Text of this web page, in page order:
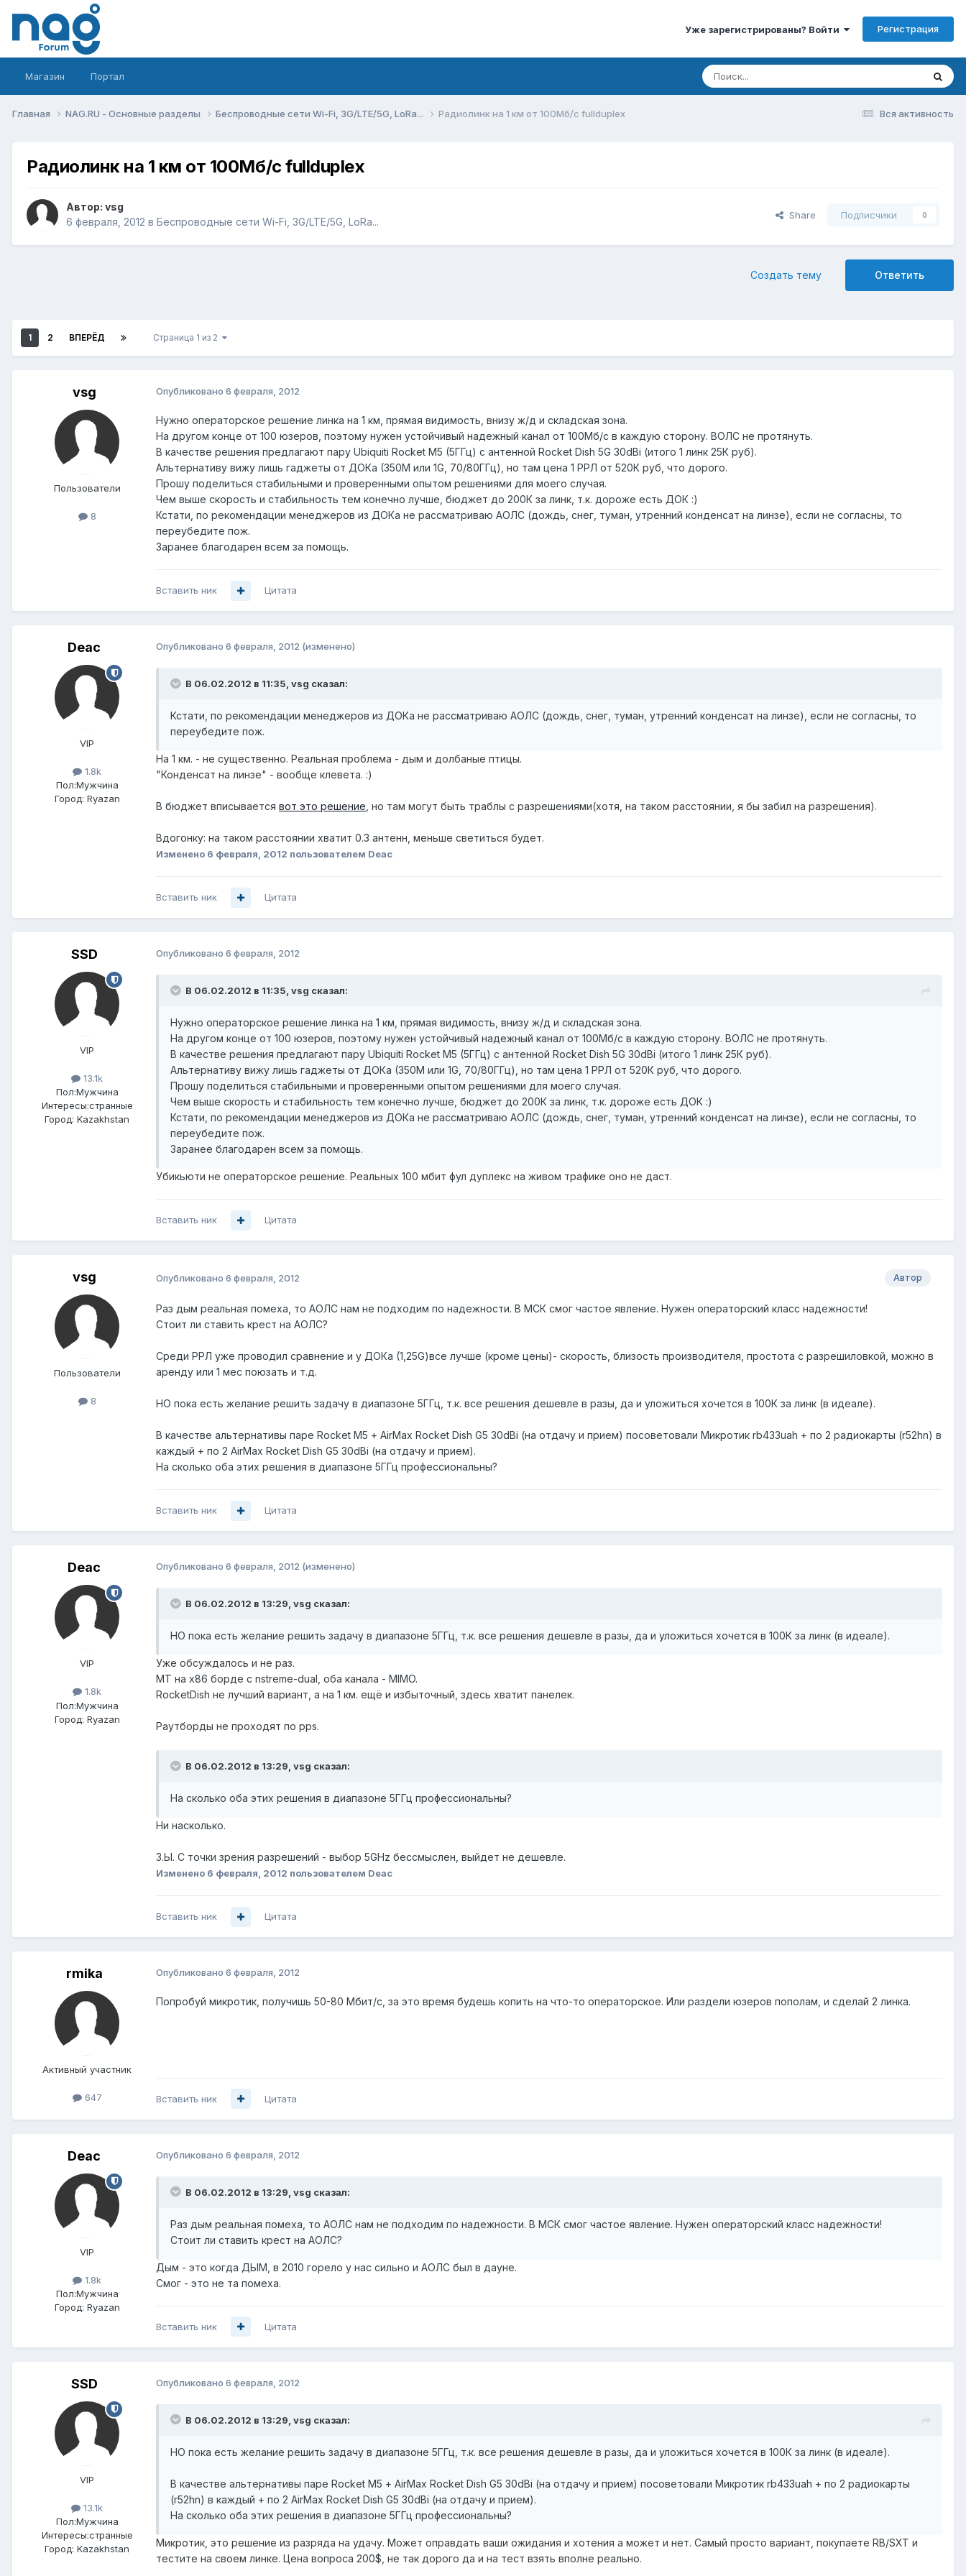
Уже зарегистрированы? Войти Регистрация
Магазин Портал
Вся активность
Главная NAG.RU - Основные разделы Беспроводные сети Wi-Fi, 3G/LTE/5G, LoRa... Радиолинк на 1 км от 100Мб/с fullduplex
Радиолинк на 1 км от 100Мб/с fullduplex
Автор: vsg
6 февраля, 2012 в Беспроводные сети Wi-Fi, 3G/LTE/5G, LoRa...
Share Подписчики 0
Ответить
Создать тему
1 2 ВПЕРЁД Страница 1 из 2
vsg
Пользователи
8
Опубликовано 6 февраля, 2012
Нужно операторское решение линка на 1 км, прямая видимость, внизу ж/д и складская зона.
На другом конце от 100 юзеров, поэтому нужен устойчивый надежный канал от 100Мб/с в каждую сторону. ВОЛС не протянуть.
В качестве решения предлагают пару Ubiquiti Rocket M5 (5ГГц) c антенной Rocket Dish 5G 30dBi (итого 1 линк 25К руб).
Альтернативу вижу лишь гаджеты от ДОКа (350М или 1G, 70/80ГГц), но там цена 1 РРЛ от 520К руб, что дорого.
Прошу поделиться стабильными и проверенными опытом решениями для моего случая.
Чем выше скорость и стабильность тем конечно лучше, бюджет до 200К за линк, т.к. дороже есть ДОК :)
Кстати, по рекомендации менеджеров из ДОКа не рассматриваю АОЛС (дождь, снег, туман, утренний конденсат на линзе), если не согласны, то
переубедите пож.
Заранее благодарен всем за помощь.
Вставить ник Цитата
Deac
VIP
1.8k
Пол:Мужчина
Город: Ryazan
Опубликовано 6 февраля, 2012 (изменено)
В 06.02.2012 в 11:35, vsg сказал:
Кстати, по рекомендации менеджеров из ДОКа не рассматриваю АОЛС (дождь, снег, туман, утренний конденсат на линзе), если не согласны, то
переубедите пож.
На 1 км. - не существенно. Реальная проблема - дым и долбаные птицы.
"Конденсат на линзе" - вообще клевета. :)
В бюджет вписывается вот это решение , но там могут быть траблы с разрешениями(хотя, на таком расстоянии, я бы забил на разрешения).
Вдогонку: на таком расстоянии хватит 0.3 антенн, меньше светиться будет.
Изменено 6 февраля, 2012 пользователем Deac
Вставить ник Цитата
SSD
VIP
13.1k
Пол:Мужчина
Интересы:странные
Город: Kazakhstan
Опубликовано 6 февраля, 2012
В 06.02.2012 в 11:35, vsg сказал:
Нужно операторское решение линка на 1 км, прямая видимость, внизу ж/д и складская зона.
На другом конце от 100 юзеров, поэтому нужен устойчивый надежный канал от 100Мб/с в каждую сторону. ВОЛС не протянуть.
В качестве решения предлагают пару Ubiquiti Rocket M5 (5ГГц) c антенной Rocket Dish 5G 30dBi (итого 1 линк 25К руб).
Альтернативу вижу лишь гаджеты от ДОКа (350М или 1G, 70/80ГГц), но там цена 1 РРЛ от 520К руб, что дорого.
Прошу поделиться стабильными и проверенными опытом решениями для моего случая.
Чем выше скорость и стабильность тем конечно лучше, бюджет до 200К за линк, т.к. дороже есть ДОК :)
Кстати, по рекомендации менеджеров из ДОКа не рассматриваю АОЛС (дождь, снег, туман, утренний конденсат на линзе), если не согласны, то
переубедите пож.
Заранее благодарен всем за помощь.
Убикьюти не операторское решение. Реальных 100 мбит фул дуплекс на живом трафике оно не даст.
Вставить ник Цитата
vsg
Пользователи
8
Автор
Опубликовано 6 февраля, 2012
Раз дым реальная помеха, то АОЛС нам не подходим по надежности. В МСК смог частое явление. Нужен операторский класс надежности!
Стоит ли ставить крест на АОЛС?
Среди РРЛ уже проводил сравнение и у ДОКа (1,25G)все лучше (кроме цены)- скорость, близость производителя, простота с разрешиловкой, можно в
аренду или 1 мес поюзать и т.д.
НО пока есть желание решить задачу в диапазоне 5ГГц, т.к. все решения дешевле в разы, да и уложиться хочется в 100К за линк (в идеале).
В качестве альтернативы паре Rocket М5 + AirMax Rocket Dish G5 30dBi (на отдачу и прием) посоветовали Микротик rb433uah + по 2 радиокарты (r52hn) в
каждый + по 2 AirMax Rocket Dish G5 30dBi (на отдачу и прием).
На сколько оба этих решения в диапазоне 5ГГц профессиональны?
Вставить ник Цитата
Deac
VIP
1.8k
Пол:Мужчина
Город: Ryazan
Опубликовано 6 февраля, 2012 (изменено)
В 06.02.2012 в 13:29, vsg сказал:
НО пока есть желание решить задачу в диапазоне 5ГГц, т.к. все решения дешевле в разы, да и уложиться хочется в 100К за линк (в идеале).
Уже обсуждалось и не раз.
MT на x86 борде с nstreme-dual, оба канала - MIMO.
RocketDish не лучший вариант, а на 1 км. ещё и избыточный, здесь хватит панелек.
Раутборды не проходят по pps.
В 06.02.2012 в 13:29, vsg сказал:
На сколько оба этих решения в диапазоне 5ГГц профессиональны?
Ни насколько.
З.Ы. С точки зрения разрешений - выбор 5GHz бессмыслен, выйдет не дешевле.
Изменено 6 февраля, 2012 пользователем Deac
Вставить ник Цитата
rmika
Активный участник
647
Опубликовано 6 февраля, 2012
Попробуй микротик, получишь 50-80 Мбит/с, за это время будешь копить на что-то операторское. Или раздели юзеров пополам, и сделай 2 линка.
Вставить ник Цитата
Deac
VIP
1.8k
Пол:Мужчина
Город: Ryazan
Опубликовано 6 февраля, 2012
В 06.02.2012 в 13:29, vsg сказал:
Раз дым реальная помеха, то АОЛС нам не подходим по надежности. В МСК смог частое явление. Нужен операторский класс надежности!
Стоит ли ставить крест на АОЛС?
Дым - это когда ДЫМ, в 2010 горело у нас сильно и АОЛС был в дауне.
Смог - это не та помеха.
Вставить ник Цитата
SSD
VIP
13.1k
Пол:Мужчина
Интересы:странные
Город: Kazakhstan
Опубликовано 6 февраля, 2012
В 06.02.2012 в 13:29, vsg сказал:
НО пока есть желание решить задачу в диапазоне 5ГГц, т.к. все решения дешевле в разы, да и уложиться хочется в 100К за линк (в идеале).
В качестве альтернативы паре Rocket М5 + AirMax Rocket Dish G5 30dBi (на отдачу и прием) посоветовали Микротик rb433uah + по 2 радиокарты
(r52hn) в каждый + по 2 AirMax Rocket Dish G5 30dBi (на отдачу и прием).
На сколько оба этих решения в диапазоне 5ГГц профессиональны?
Микротик, это решение из разряда на удачу. Может оправдать ваши ожидания и хотения а может и нет. Самый просто вариант, покупаете RB/SXT и
тестите на своем линке. Цена вопроса 200$, не так дорого да и на тест взять вполне реально.